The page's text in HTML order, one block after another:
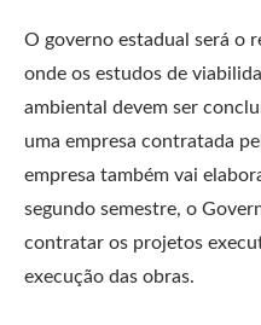
O governo estadual será o
onde os estudos de
ambiental devem ser
uma empresa contratada
empresa também vai
segundo semestre, o
contratar os projetos
execução das obras.